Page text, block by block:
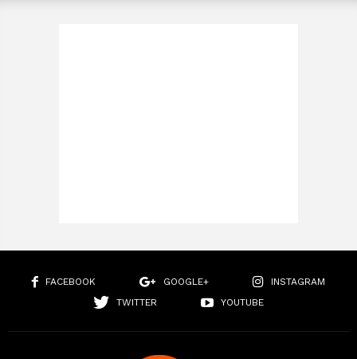
FACEBOOK GOOGLE+
INSTAGRAM
TWITTER
YOUTUBE